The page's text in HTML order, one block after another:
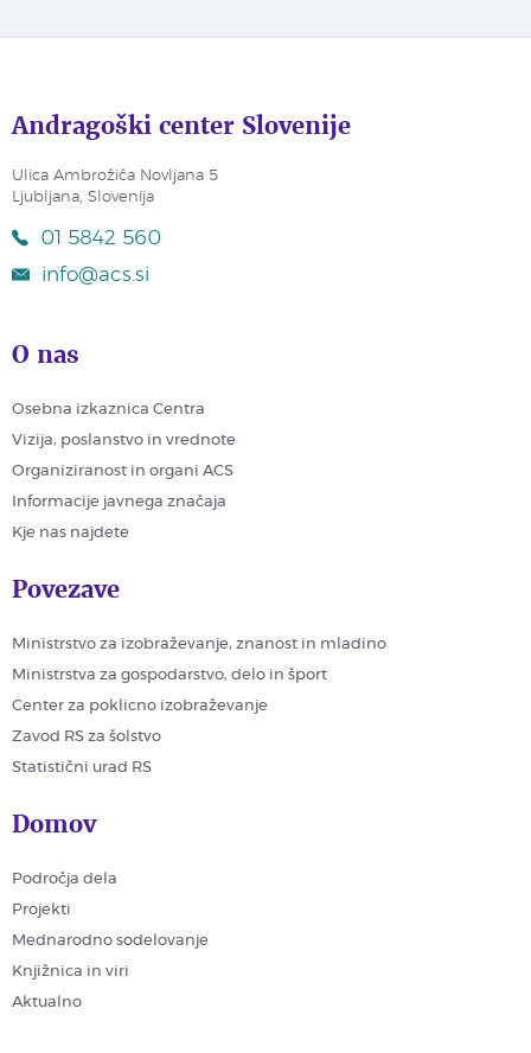
Andragoški center Slovenije
Ulica Ambrožiča Novljana 5
Ljubljana, Slovenija
01 5842 560
info@acs.si
O nas
Osebna izkaznica Centra
Vizija, poslanstvo in vrednote
Organiziranost in organi ACS
Informacije javnega značaja
Kje nas najdete
Povezave
Ministrstvo za izobraževanje, znanost in mladino
Ministrstva za gospodarstvo, delo in šport
Center za poklicno izobraževanje
Zavod RS za šolstvo
Statistični urad RS
Domov
Področja dela
Projekti
Mednarodno sodelovanje
Knjižnica in viri
Aktualno